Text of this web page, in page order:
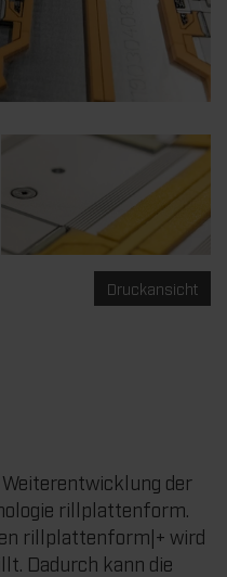
Druckansicht
der
rillplattenform.
rillplattenform|+ wird
Dadurch kann die